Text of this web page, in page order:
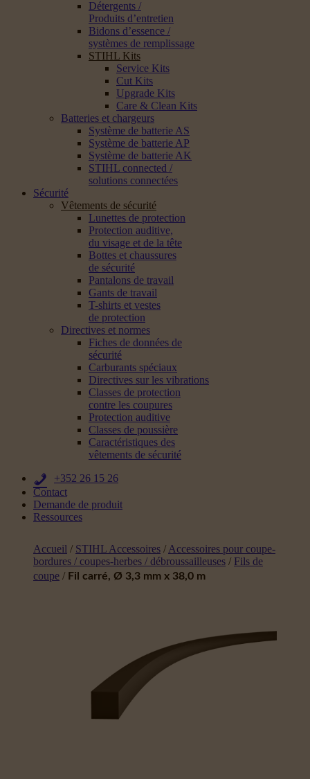
Détergents /
Produits d’entretien
Bidons d’essence /
systèmes de remplissage
STIHL Kits
Service Kits
Cut Kits
Upgrade Kits
Care & Clean Kits
Batteries et chargeurs
Système de batterie AS
Système de batterie AP
Système de batterie AK
STIHL connected /
solutions connectées
Sécurité
Vêtements de sécurité
Lunettes de protection
Protection auditive,
du visage et de la tête
Bottes et chaussures
de sécurité
Pantalons de travail
Gants de travail
T-shirts et vestes
de protection
Directives et normes
Fiches de données de
sécurité
Carburants spéciaux
Directives sur les vibrations
Classes de protection
contre les coupures
Protection auditive
Classes de poussière
Caractéristiques des
vêtements de sécurité
+352 26 15 26
Contact
Demande de produit
Ressources
Accueil / STIHL Accessoires / Accessoires pour coupe-
bordures / coupes-herbes / débroussailleuses / Fils de
coupe / Fil carré, Ø 3,3 mm x 38,0 m